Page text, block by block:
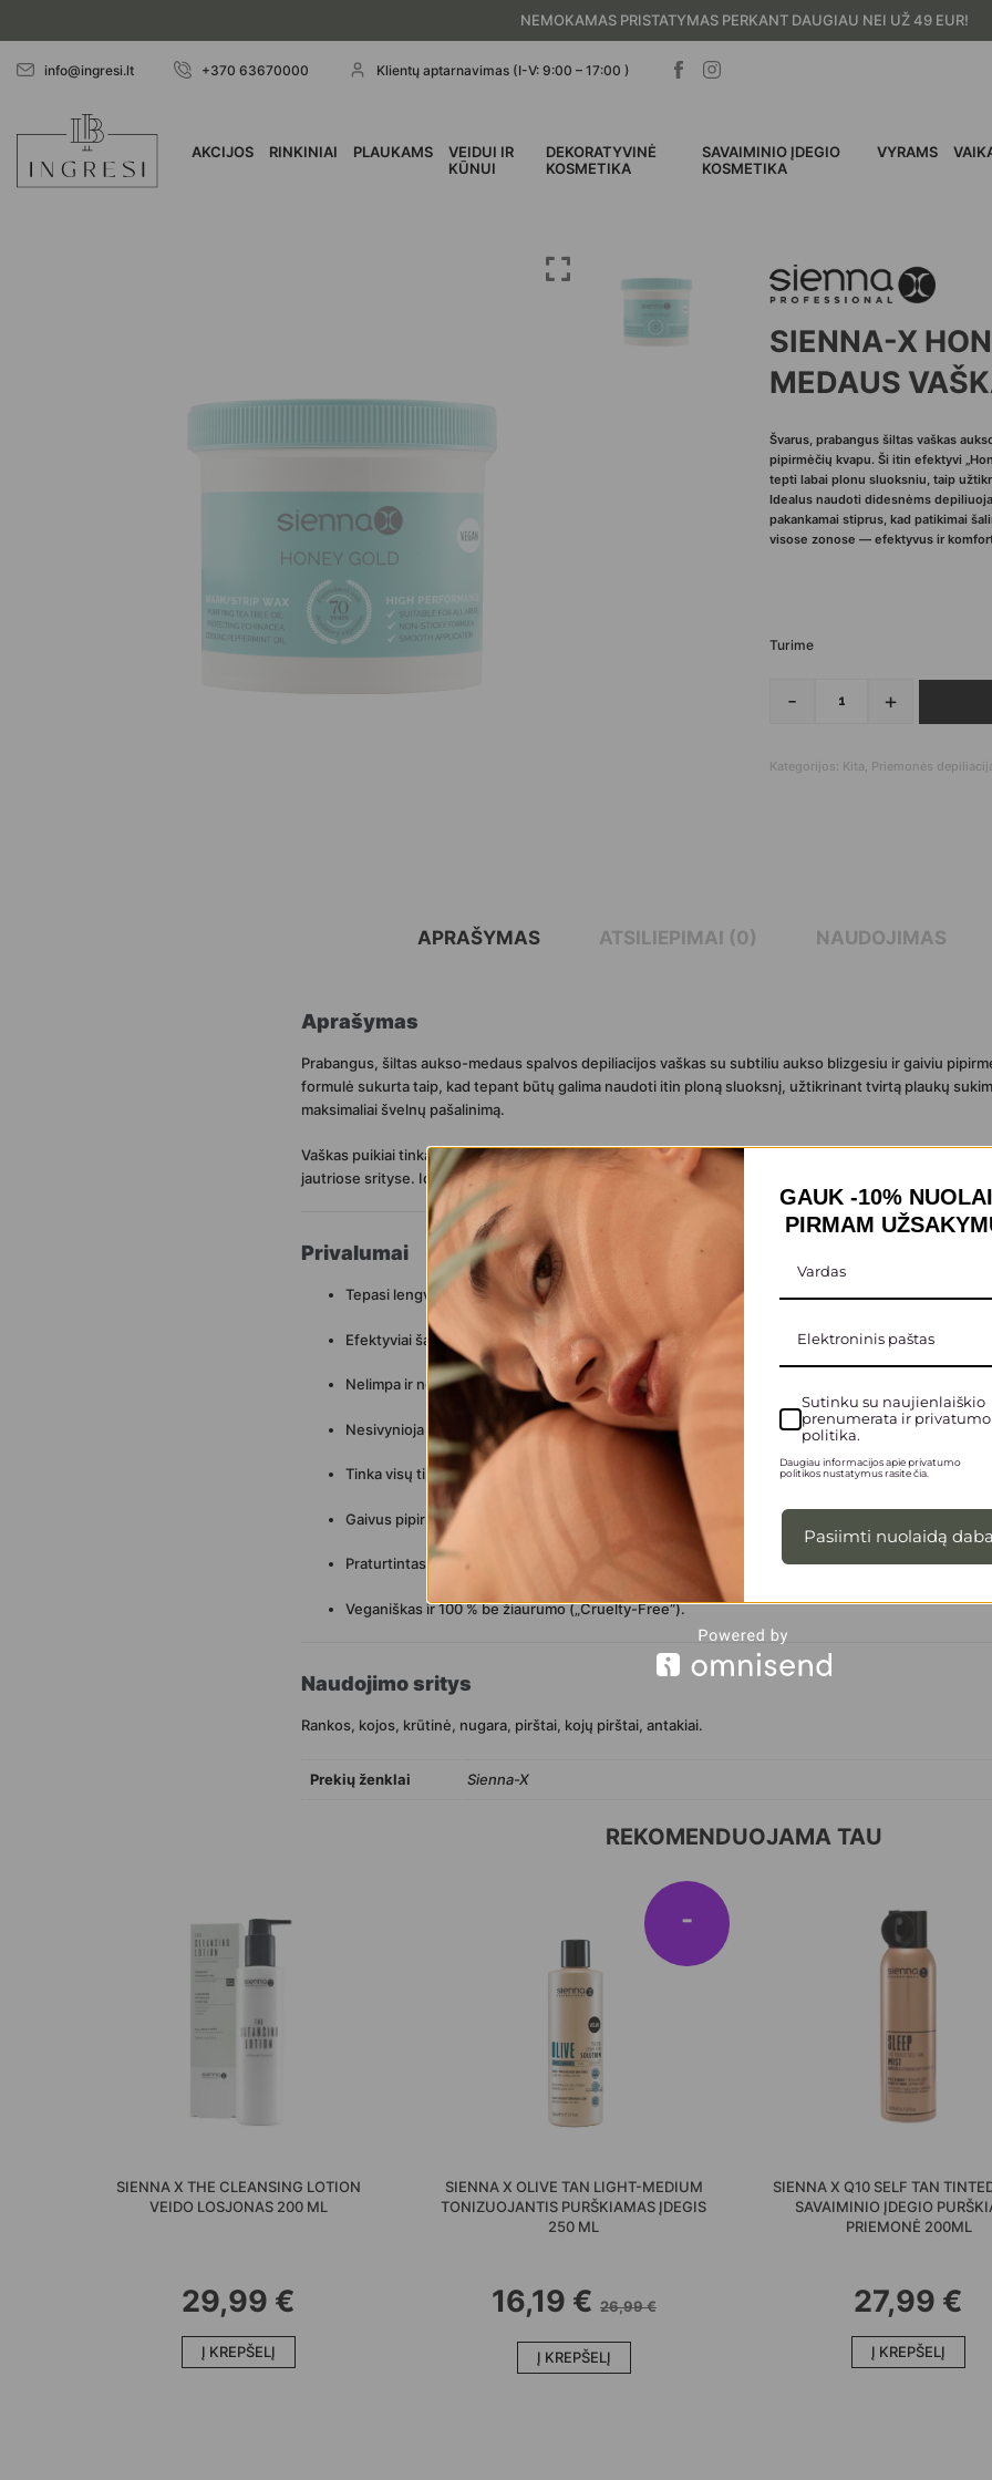
NEMOKAMAS PRISTATYMAS PERKANT DAUGIAU NEI UŽ 49 EUR!
info@ingresi.lt +370 63670000 Klientų aptarnavimas (I-V: 9:00 – 17:00 )
AKCIJOS RINKINIAI PLAUKAMS
VEIDUI IR
KŪNUI
DEKORATYVINĖ
KOSMETIKA
SAVAIMINIO ĮDEGIO
KOSMETIKA
VYRAMS
SIENNA-X
MEDAUS
Švarus, prabangus šiltas vaškas
pipirmėčių kvapu. Ši itin efektyvi
tepti labai plonu sluoksniu, taip
Idealus naudoti didesnėms
pakankamai stiprus, kad patikimai
visose zonose — efektyvus ir
Turime
produkto kiekis:
- +
Kategorijos: Kita, Priemonės
APRAŠYMAS ATSILIEPIMAI (0) NAUDOJIMAS
Aprašymas
Prabangus, šiltas aukso-medaus spalvos depiliacijos vaškas su subtiliu aukso blizgesiu ir gaiviu
formulė sukurta taip, kad tepant būtų galima naudoti itin ploną sluoksnį, užtikrinant tvirtą plaukų
maksimaliai švelnų pašalinimą.
Vaškas puikiai tinka didesnėms kūno zonoms, tokioms kaip rankos ir kojos, tačiau yra pakankamai
jautriose srityse. Idealus profesionalams ir namų naudojimui.
Privalumai
Tepasi lengvai, tolygiai ir plonu sluoksniu.
Efektyviai šalina plaukus, nevelkant odos ir nesukeliant dirginimo.
Nelimpa ir nepalieka likučių — sunaudojama mažiau juostelių.
Nesivynioja ir nekempinėja proceso metu.
Tinka visų tipų odai, įskaitant jautrią.
Gaivus pipirmėčių aromatas.
Praturtintas arbatos medžių aliejumi ir ežiuolės ekstraktu, kurie padeda apsaugoti ir raminti odą.
Veganiškas ir 100 % be žiaurumo („Cruelty-Free“).
Naudojimo sritys
Rankos, kojos, krūtinė, nugara, pirštai, kojų pirštai, antakiai.
Prekių ženklai Sienna-X
REKOMENDUOJAMA TAU
SIENNA X THE CLEANSING LOTION
VEIDO LOSJONAS 200 ML
29,99 €
Į KREPŠELĮ
-
SIENNA X OLIVE TAN LIGHT-MEDIUM
TONIZUOJANTIS PURŠKIAMAS ĮDEGIS
250 ML
16,19 € 26,99€
Į KREPŠELĮ
SIENNA X Q10 SELF TAN
SAVAIMINIO ĮDEGIO
PRIEMONĖ 200ML
27,99 €
Į KREPŠELĮ
GAUK -10%
PIRMAM
Sutinku su naujienlaiškio
prenumerata ir privatumo
politika.
Daugiau informacijos apie privatumo
politikos nustatymus rasite čia.
Pasiimti nuolaidą